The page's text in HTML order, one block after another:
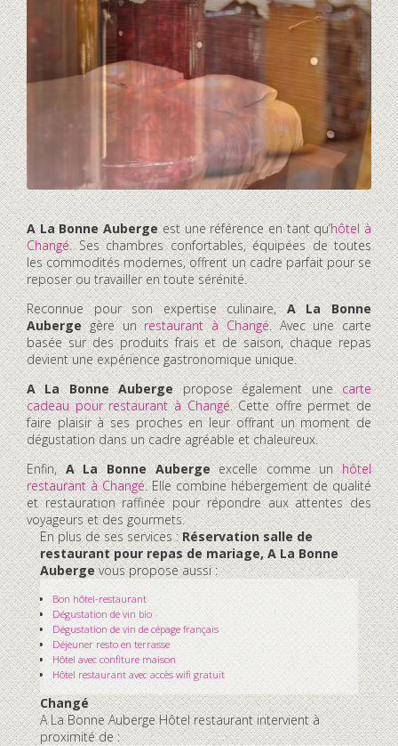
A La Bonne Aubergeest une référence en tant qu’hôtel à
Changé. Ses chambres confortables, équipées de toutes
les commodités modernes, offrent un cadre parfait pour se
reposer ou travailler en toute sérénité.
Reconnue pour son expertise culinaire,A La Bonne
Aubergegère unrestaurant à Changé. Avec une carte
basée sur des produits frais et de saison, chaque repas
devient une expérience gastronomique unique.
A La Bonne Aubergepropose également unecarte
cadeau pour restaurant à Changé. Cette offre permet de
faire plaisir à ses proches en leur offrant un moment de
dégustation dans un cadre agréable et chaleureux.
Enfin,A La Bonne Aubergeexcelle comme unhôtel
restaurant à Changé. Elle combine hébergement de qualité
et restauration raffinée pour répondre aux attentes des
voyageurs et des gourmets.
En plus de ses services :Réservation salle de
restaurant pour repas de mariage, A La Bonne
Aubergevous propose aussi :
Bon hôtel-restaurant
Dégustation de vin bio
Dégustation de vin de cépage français
Déjeuner resto en terrasse
Hôtel avec confiture maison
Hôtel restaurant avec accès wifi gratuit
Changé
A La Bonne Auberge Hôtel restaurant intervient à
proximité de :